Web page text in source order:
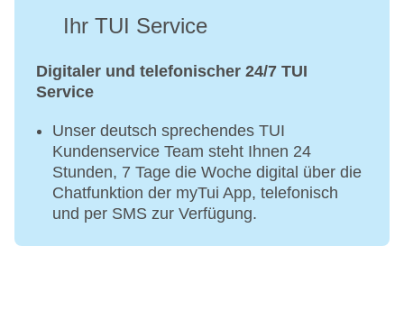
Ihr TUI Service
Digitaler und telefonischer 24/7 TUI
Service
Unser deutsch sprechendes TUI
Kundenservice Team steht Ihnen 24
Stunden, 7 Tage die Woche digital über die
Chatfunktion der myTui App, telefonisch
und per SMS zur Verfügung.